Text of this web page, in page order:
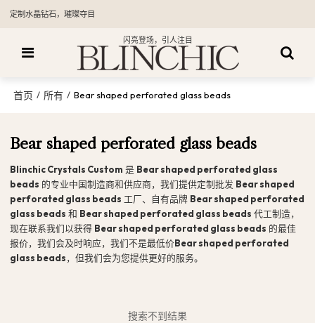
定制水晶钻石，璀璨夺目
闪亮登场，引人注目
首页 / 所有 / Bear shaped perforated glass beads
Bear shaped perforated glass beads
Blinchic Crystals Custom 是 Bear shaped perforated glass
beads 的专业中国制造商和供应商，我们提供定制批发 Bear shaped
perforated glass beads 工厂、自有品牌 Bear shaped perforated
glass beads 和 Bear shaped perforated glass beads 代工制造，
现在联系我们以获得 Bear shaped perforated glass beads 的最佳
报价，我们会及时响应，我们不是最低价Bear shaped perforated
glass beads，但我们会为您提供更好的服务。
搜索不到结果